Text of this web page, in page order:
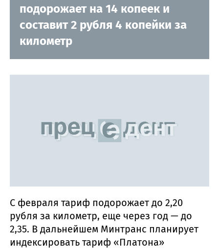
подорожает на 14 копеек и
составит 2 рубля 4 копейки за
километр
С февраля тариф подорожает до 2,20
рубля за километр, еще через год — до
2,35. В дальнейшем Минтранс планирует
индексировать тариф «Платона»